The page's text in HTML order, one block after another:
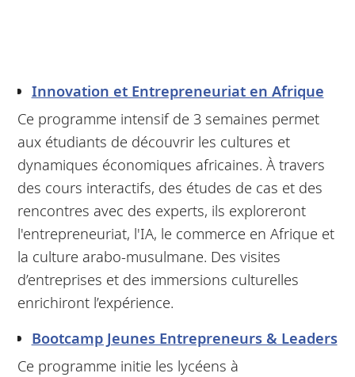
Innovation et Entrepreneuriat en Afrique
Ce programme intensif de 3 semaines permet
aux étudiants de découvrir les cultures et
dynamiques économiques africaines. À travers
des cours interactifs, des études de cas et des
rencontres avec des experts, ils exploreront
l'entrepreneuriat, l'IA, le commerce en Afrique et
la culture arabo-musulmane. Des visites
d’entreprises et des immersions culturelles
enrichiront l’expérience.
Bootcamp Jeunes Entrepreneurs & Leaders
Ce programme initie les lycéens à